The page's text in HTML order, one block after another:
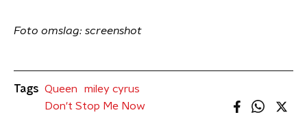
Foto omslag: screenshot
Tags Queen
miley cyrus
Don't Stop Me Now